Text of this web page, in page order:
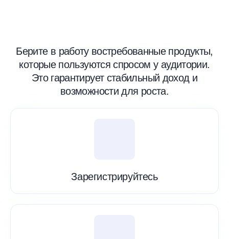
Берите в работу востребованные продукты,
которые пользуются спросом у аудитории.
Это гарантирует стабильный доход и
возможности для роста.
Зарегистрируйтесь